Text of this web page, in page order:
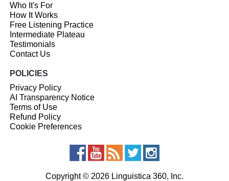
Who It's For
How It Works
Free Listening Practice
Intermediate Plateau
Testimonials
Contact Us
POLICIES
Privacy Policy
AI Transparency Notice
Terms of Use
Refund Policy
Cookie Preferences
Copyright © 2026 Linguistica 360, Inc.